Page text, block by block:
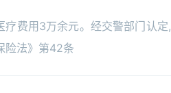
用3万余元。经交警部门认定
险法》第42条